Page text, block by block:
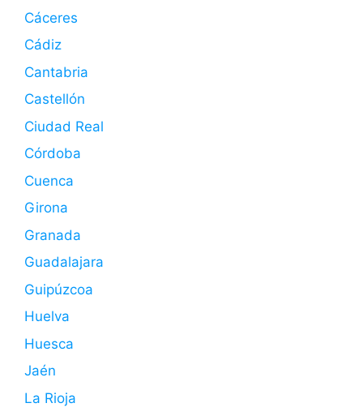
Cáceres
Cádiz
Cantabria
Castellón
Ciudad Real
Córdoba
Cuenca
Girona
Granada
Guadalajara
Guipúzcoa
Huelva
Huesca
Jaén
La Rioja